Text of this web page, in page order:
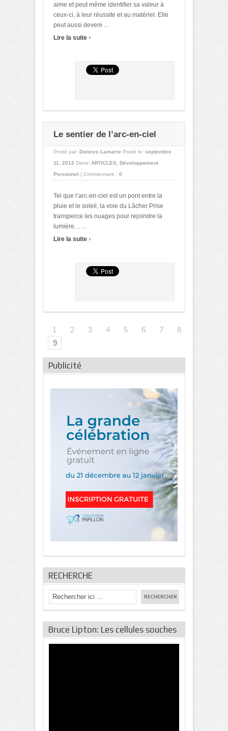
aime et peut même identifier sa valeur à
ceux-ci, à leur réussite et au matériel. Elle
peut aussi deveni ...
Lire la suite ›
Le sentier de l’arc-en-ciel
Posté par: Dolores Lamarre Posté le: septembre
11, 2012 Dans: ARTICLES
Développement
Personnel | Commentaire : 0
Tel que l’arc-en-ciel est un pont entre la
pluie et le soleil, la voie du Lâcher Prise
transperce les nuages pour rejoindre la
lumière… ...
Lire la suite ›
1 2 3 4 5 6 7
8
9
Publicité
RECHERCHE
Bruce Lipton: Les cellules souches